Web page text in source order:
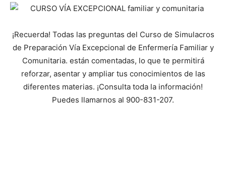
¡Recuerda! Todas las preguntas del Curso de Simulacros
de Preparación Vía Excepcional de Enfermería Familiar y
Comunitaria. están comentadas, lo que te permitirá
reforzar, asentar y ampliar tus conocimientos de las
diferentes materias. ¡Consulta toda la información!
Puedes llamarnos al 900-831-207.